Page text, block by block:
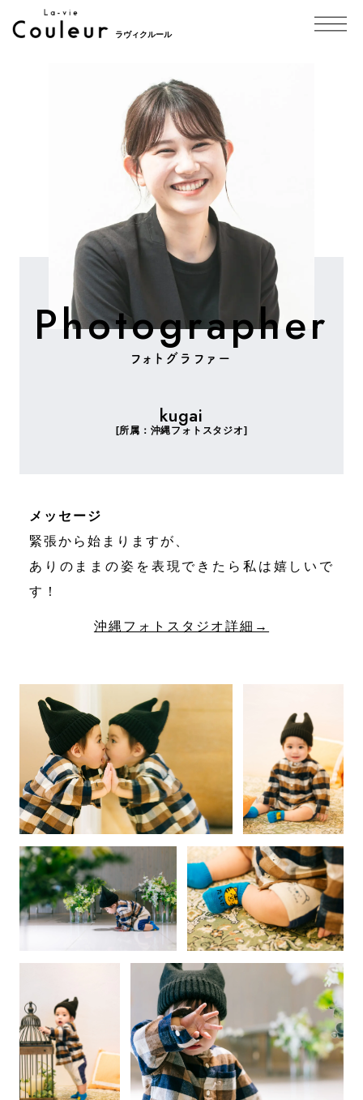
ラヴィクルール
Photographer
フォトグラファー
kugai
[所属：沖縄フォトスタジオ]
メッセージ
緊張から始まりますが、
ありのままの姿を表現できたら私は嬉しいで
す！
沖縄フォトスタジオ詳細→